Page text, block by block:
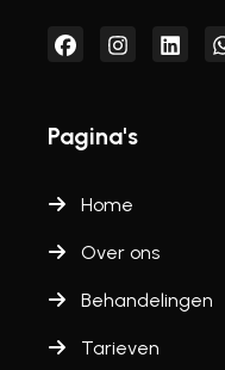
Pagina's
Home
Over ons
Behandelingen
Tarieven